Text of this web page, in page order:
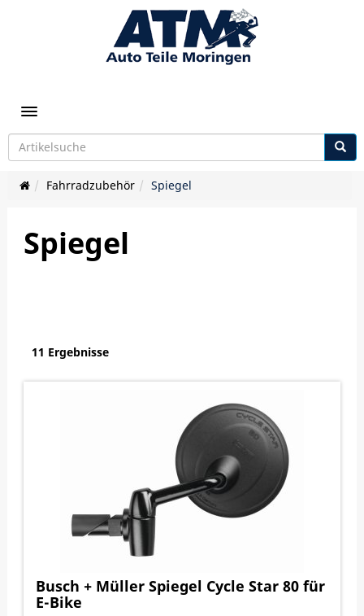
Toggle navigation
Fahrradzubehör Spiegel
Spiegel
11 Ergebnisse
Busch + Müller Spiegel Cycle Star 80 für
E-Bike